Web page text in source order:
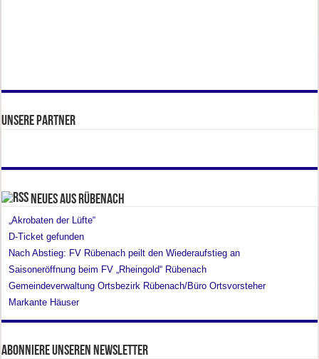
Unsere Partner
Neues aus Rübenach
„Akrobaten der Lüfte“
D-Ticket gefunden
Nach Abstieg: FV Rübenach peilt den Wiederaufstieg an
Saisoneröffnung beim FV „Rheingold“ Rübenach
Gemeindeverwaltung Ortsbezirk Rübenach/Büro Ortsvorsteher
Markante Häuser
Abonniere unseren Newsletter